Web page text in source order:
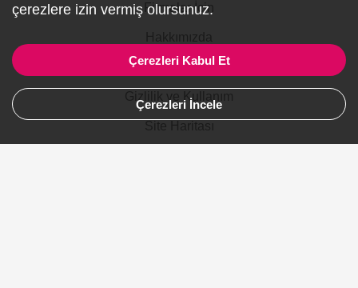
Firmalar İçin
İletişim
Gizlilik ve Kullanım
çerezlere izin vermiş olursunuz.
Çerezleri Kabul Et
Çerezleri İncele